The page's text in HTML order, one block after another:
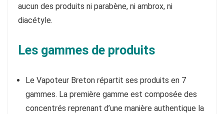
aucun des produits ni parabène, ni ambrox, ni
diacétyle.
Les gammes de produits
Le Vapoteur Breton répartit ses produits en 7
gammes. La première gamme est composée des
concentrés reprenant d’une manière authentique la